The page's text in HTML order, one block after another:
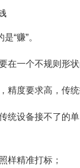
“赚”。
在一个不规则形
精度要求高，传
统设备接不了的单
样精准打标；